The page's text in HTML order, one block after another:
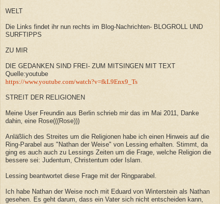
WELT
Die Links findet ihr nun rechts im Blog-Nachrichten- BLOGROLL UND
SURFTIPPS
ZU MIR
DIE GEDANKEN SIND FREI- ZUM MITSINGEN MIT TEXT
Quelle:youtube
https://www.youtube.com/watch?v=fkL9Enx9_Ts
STREIT DER RELIGIONEN
Meine User Freundin aus Berlin schrieb mir das im Mai 2011, Danke
dahin, eine Rose(((Rose)))
Anläßlich des Streites um die Religionen habe ich einen Hinweis auf die
Ring-Parabel aus "Nathan der Weise" von Lessing erhalten. Stimmt, da
ging es auch auch zu Lessings Zeiten um die Frage, welche Religion die
bessere sei: Judentum, Christentum oder Islam.
Lessing beantwortet diese Frage mit der Ringparabel.
Ich habe Nathan der Weise noch mit Eduard von Winterstein als Nathan
gesehen. Es geht darum, dass ein Vater sich nicht entscheiden kann,